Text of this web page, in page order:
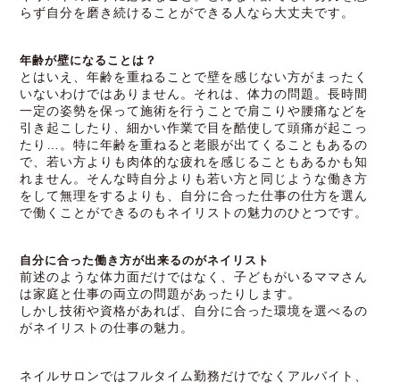
らず自分を磨き続けることができる人なら大丈夫です。
年齢が壁になることは？
とはいえ、年齢を重ねることで壁を感じない方がまったく
いないわけではありません。それは、体力の問題。長時間
一定の姿勢を保って施術を行うことで肩こりや腰痛などを
引き起こしたり、細かい作業で目を酷使して頭痛が起こっ
たり…。特に年齢を重ねると老眼が出てくることもあるの
で、若い方よりも肉体的な疲れを感じることもあるかも知
れません。そんな時自分よりも若い方と同じような働き方
をして無理をするよりも、自分に合った仕事の仕方を選ん
で働くことができるのもネイリストの魅力のひとつです。
自分に合った働き方が出来るのがネイリスト
前述のような体力面だけではなく、子どもがいるママさん
は家庭と仕事の両立の問題があったりします。
しかし技術や資格があれば、自分に合った環境を選べるの
がネイリストの仕事の魅力。
ネイルサロンではフルタイム勤務だけでなくアルバイト、